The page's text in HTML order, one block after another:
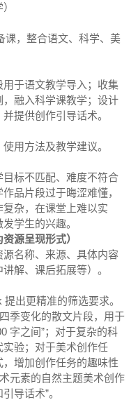
课，整合语文、科学、美
于语文教学导入；收集
融入科学课教学；设计
提供创作引导话术。
用方法及教学建议。
标不匹配、难度不符合
品片段过于晦涩难懂，
杂，在课堂上难以实
学生的兴趣。
源呈现形式）
名称、来源、具体内容
解、课后拓展等）。
出更精准的筛选要求。
季变化的散文片段，用于
字之间”；对于复杂的科
验；对于美术创作任
增加创作任务的趣味性
元素的自然主题美术创作
导话术”。